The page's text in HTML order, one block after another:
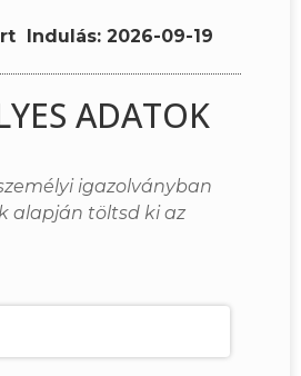
Indulás: 2026-09-19
ADATOK
igazolványban
alapján töltsd ki az